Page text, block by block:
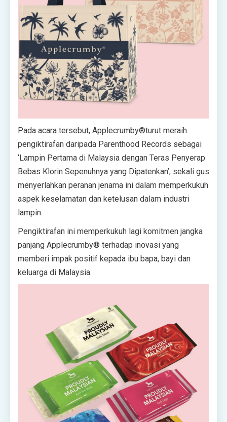
Pada acara tersebut, Applecrumby®turut meraih
pengiktirafan daripada Parenthood Records sebagai
‘Lampin Pertama di Malaysia dengan Teras Penyerap
Bebas Klorin Sepenuhnya yang Dipatenkan’, sekali gus
menyerlahkan peranan jenama ini dalam memperkukuh
aspek keselamatan dan ketelusan dalam industri
lampin.
Pengiktirafan ini memperkukuh lagi komitmen jangka
panjang Applecrumby® terhadap inovasi yang
memberi impak positif kepada ibu bapa, bayi dan
keluarga di Malaysia.